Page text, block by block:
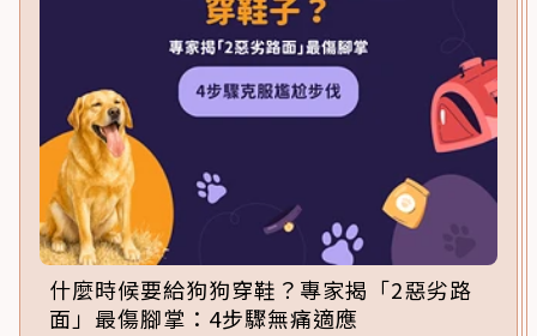
什麼時候要給狗狗穿鞋？專家揭「2惡劣路
面」最傷腳掌：4步驟無痛適應